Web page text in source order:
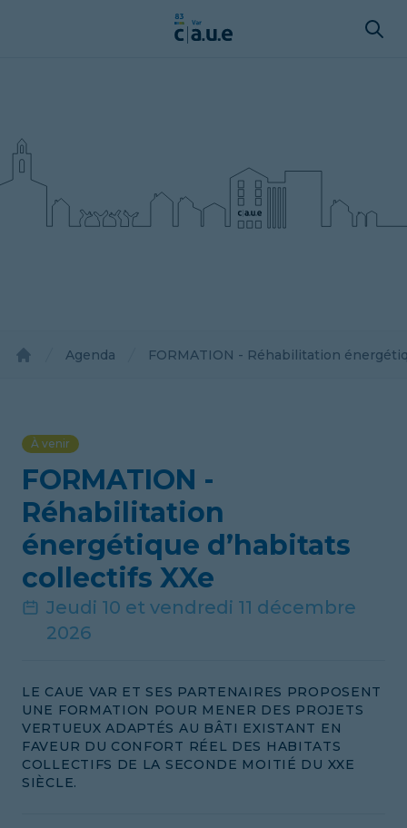
Agenda FORMATION - Réhabilitation
À venir
FORMATION -
Réhabilitation
énergétique d’habitats
collectifs XXe
Jeudi 10 et vendredi 11 décembre
2026
LE CAUE VAR ET SES PARTENAIRES PROPOSENT
UNE FORMATION POUR MENER DES PROJETS
VERTUEUX ADAPTÉS AU BÂTI EXISTANT EN
FAVEUR DU CONFORT RÉEL DES HABITATS
COLLECTIFS DE LA SECONDE MOITIÉ DU XXE
SIÈCLE.